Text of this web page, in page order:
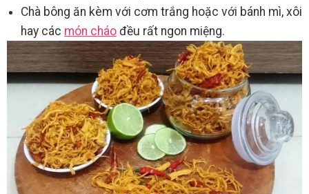
Chà bông ăn kèm với cơm trắng hoặc với bánh mì, xôi
hay các món cháo đều rất ngon miệng.